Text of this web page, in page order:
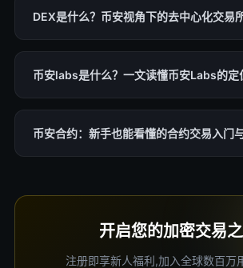
DEX是什么？币安视角下的去中心化交易
币安labs是什么？一文读懂币安Labs的定
币安合约：新手也能看懂的合约交易入门
开启您的加密交易
注册即享新人福利,加入全球数百万